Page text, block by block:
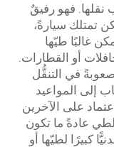
نقلها. فهو رفيقٌ
تمتلك سيارةً،
غالبًا طيّها
أو القطارات.
في التنقُّل
إلى المواعيد
على الآخرين
عادةً ما تكون
كبيرًا لطيّها أو